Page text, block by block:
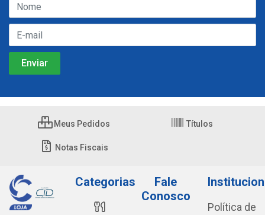
Meus Pedidos Títulos
Notas Fiscais
Categorias
Fale
Conosco
Política de